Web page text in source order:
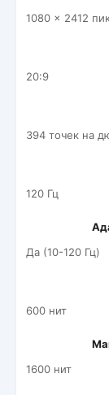
1080 x 2412
20:9
394 точек на
120 Гц
Да (10-120 Гц)
600 нит
1600 нит